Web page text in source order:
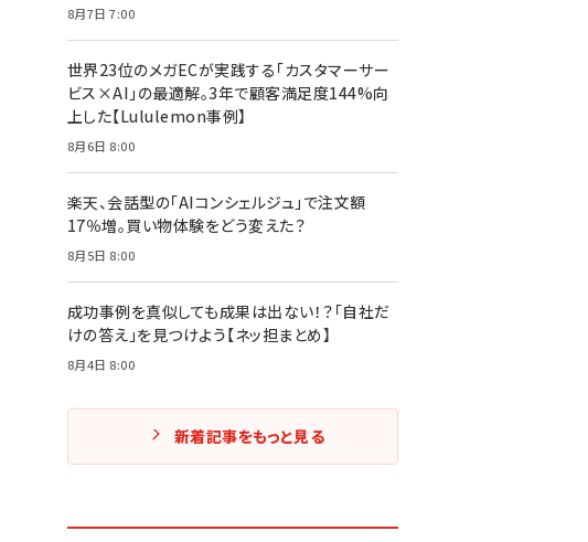
8月7日 7:00
世界23位のメガECが実践する「カスタマーサー
ビス×AI」の最適解。3年で顧客満足度144%向
上した【Lululemon事例】
8月6日 8:00
楽天、会話型の「AIコンシェルジュ」で注文額
17％増。買い物体験をどう変えた？
8月5日 8:00
成功事例を真似しても成果は出ない！？「自社だ
けの答え」を見つけよう【ネッ担まとめ】
8月4日 8:00
新着記事をもっと見る